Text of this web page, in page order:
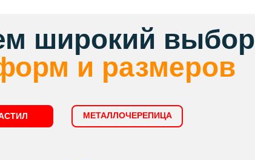
широкий выбор
и размеров
МЕТАЛЛОЧЕРЕПИЦА